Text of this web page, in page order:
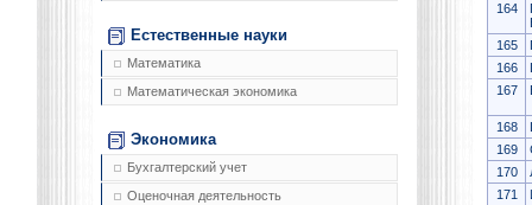
Естественные науки
Математика
Математическая экономика
Экономика
Бухгалтерский учет
Оценочная деятельность
164
165
166
167
168
169
170
171